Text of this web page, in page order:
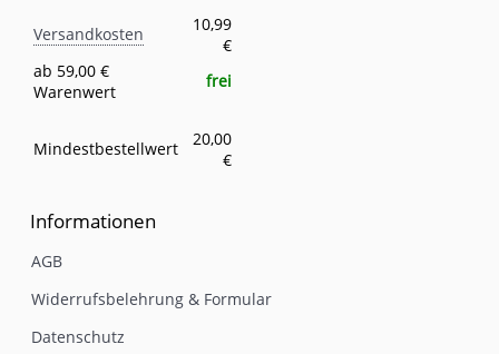
Eigenschaft
Versandkosten
10,99
€
ab 59,00 €
Warenwert
frei
Mindestbestellwert
20,00
€
Informationen
AGB
Widerrufsbelehrung & Formular
Datenschutz